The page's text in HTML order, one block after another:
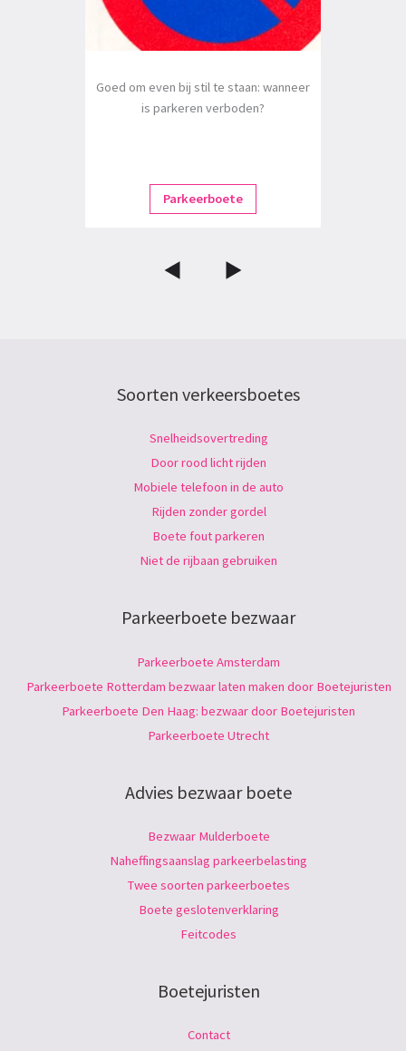
Goed om even bij stil te staan: wanneer
is parkeren verboden?
Parkeerboete
Soorten verkeersboetes
Snelheidsovertreding
Door rood licht rijden
Mobiele telefoon in de auto
Rijden zonder gordel
Boete fout parkeren
Niet de rijbaan gebruiken
Parkeerboete bezwaar
Parkeerboete Amsterdam
Parkeerboete Rotterdam bezwaar laten maken door Boetejuristen
Parkeerboete Den Haag: bezwaar door Boetejuristen
Parkeerboete Utrecht
Advies bezwaar boete
Bezwaar Mulderboete
Naheffingsaanslag parkeerbelasting
Twee soorten parkeerboetes
Boete geslotenverklaring
Feitcodes
Boetejuristen
Contact